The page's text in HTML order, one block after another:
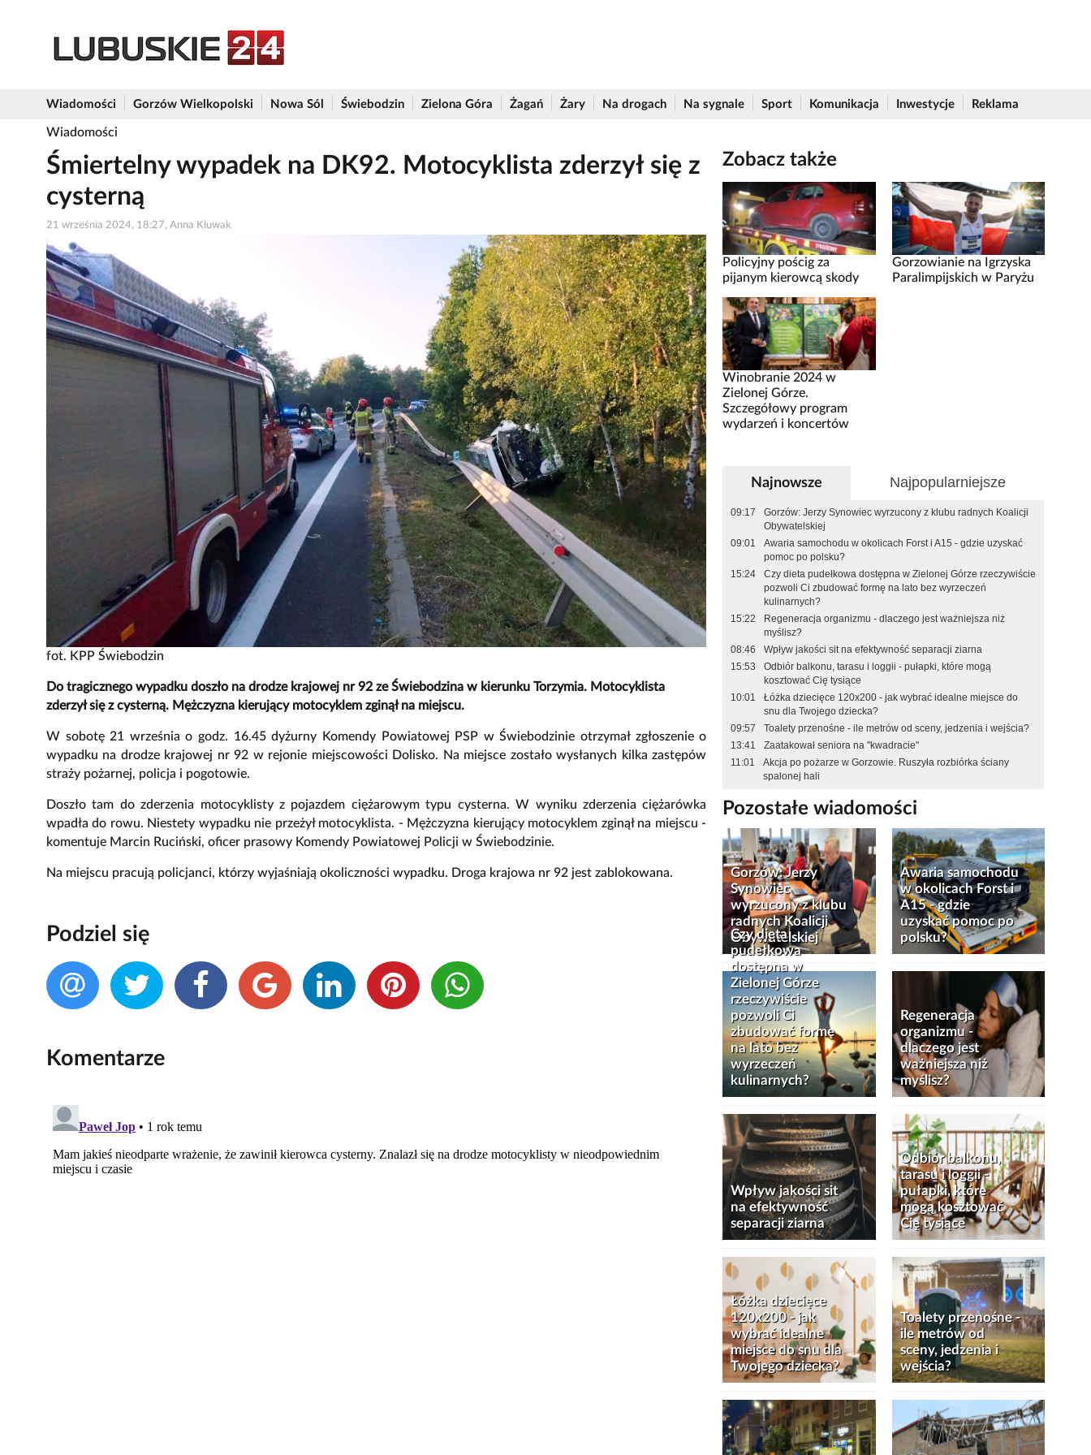
Wiadomości Gorzów Wielkopolski Nowa Sól Świebodzin Zielona Góra Żagań Żary Na drogach Na sygnale Sport Komunikacja Inwestycje Reklama
Wiadomości
Śmiertelny wypadek na DK92. Motocyklista zderzył się z
cysterną
21 września 2024, 18:27, Anna Kluwak
fot. KPP Świebodzin
Do tragicznego wypadku doszło na drodze krajowej nr 92 ze Świebodzina w kierunku Torzymia. Motocyklista
zderzył się z cysterną. Mężczyzna kierujący motocyklem zginął na miejscu.
W sobotę 21 września o godz. 16.45 dyżurny Komendy Powiatowej PSP w Świebodzinie otrzymał zgłoszenie o
wypadku na drodze krajowej nr 92 w rejonie miejscowości Dolisko. Na miejsce zostało wysłanych kilka zastępów
straży pożarnej, policja i pogotowie.
Doszło tam do zderzenia motocyklisty z pojazdem ciężarowym typu cysterna. W wyniku zderzenia ciężarówka
wpadła do rowu. Niestety wypadku nie przeżył motocyklista. - Mężczyzna kierujący motocyklem zginął na miejscu -
komentuje Marcin Ruciński, oficer prasowy Komendy Powiatowej Policji w Świebodzinie.
Na miejscu pracują policjanci, którzy wyjaśniają okoliczności wypadku. Droga krajowa nr 92 jest zablokowana.
Podziel się
Komentarze
Zobacz także
Policyjny pościg za
pijanym kierowcą skody
Gorzowianie na Igrzyska
Paralimpijskich w Paryżu
Winobranie 2024 w
Zielonej Górze.
Szczegółowy program
wydarzeń i koncertów
Najnowsze Najpopularniejsze
09:17
Gorzów: Jerzy Synowiec wyrzucony z klubu radnych Koalicji
Obywatelskiej
09:01
Awaria samochodu w okolicach Forst i A15 - gdzie uzyskać
pomoc po polsku?
15:24
Czy dieta pudełkowa dostępna w Zielonej Górze rzeczywiście
pozwoli Ci zbudować formę na lato bez wyrzeczeń
kulinarnych?
15:22
Regeneracja organizmu - dlaczego jest ważniejsza niż
myślisz?
08:46
Wpływ jakości sit na efektywność separacji ziarna
15:53
Odbiór balkonu, tarasu i loggii - pułapki, które mogą
kosztować Cię tysiące
10:01
Łóżka dziecięce 120x200 - jak wybrać idealne miejsce do
snu dla Twojego dziecka?
09:57
Toalety przenośne - ile metrów od sceny, jedzenia i wejścia?
13:41
Zaatakował seniora na "kwadracie"
11:01
Akcja po pożarze w Gorzowie. Ruszyła rozbiórka ściany
spalonej hali
Pozostałe wiadomości
Gorzów: Jerzy
Synowiec
wyrzucony z klubu
radnych Koalicji
Obywatelskiej
Awaria samochodu
w okolicach Forst i
A15 - gdzie
uzyskać pomoc po
polsku?
Czy dieta
pudełkowa
dostępna w
Zielonej Górze
rzeczywiście
pozwoli Ci
zbudować formę
na lato bez
wyrzeczeń
kulinarnych?
Regeneracja
organizmu -
dlaczego jest
ważniejsza niż
myślisz?
Wpływ jakości sit
na efektywność
separacji ziarna
Odbiór balkonu,
tarasu i loggii -
pułapki, które
mogą kosztować
Cię tysiące
Łóżka dziecięce
120x200 - jak
wybrać idealne
miejsce do snu dla
Twojego dziecka?
Toalety przenośne -
ile metrów od
sceny, jedzenia i
wejścia?